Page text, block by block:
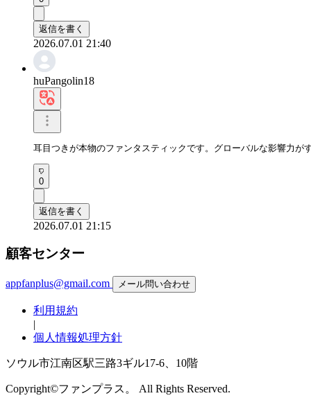
返信を書く
2026.07.01 21:40
huPangolin18
耳目つきが本物のファンタスティックです。グローバルな影響力が
0
返信を書く
2026.07.01 21:15
顧客センター
appfanplus@gmail.com メール問い合わせ
利用規約
|
個人情報処理方針
ソウル市江南区駅三路3ギル17-6、10階
Copyright©ファンプラス。 All Rights Reserved.